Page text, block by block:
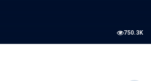
750.3K